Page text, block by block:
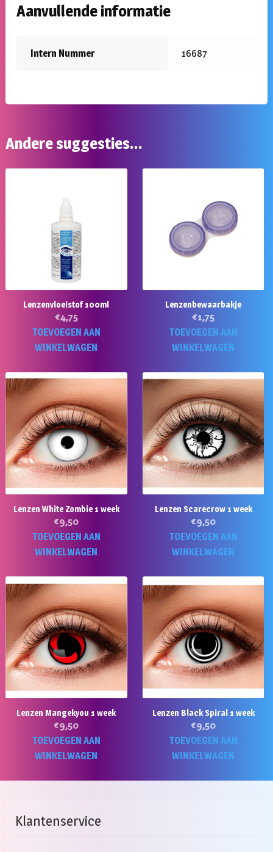
Aanvullende informatie
Intern Nummer 16687
Andere suggesties…
Lenzenvloeistof 100ml
€4,75
TOEVOEGEN AAN
WINKELWAGEN
Lenzenbewaarbakje
€1,75
TOEVOEGEN AAN
WINKELWAGEN
Lenzen White Zombie 1 week
€9,50
TOEVOEGEN AAN
WINKELWAGEN
Lenzen Scarecrow 1 week
€9,50
TOEVOEGEN AAN
WINKELWAGEN
Lenzen Mangekyou 1 week
€9,50
TOEVOEGEN AAN
WINKELWAGEN
Lenzen Black Spiral 1 week
€9,50
TOEVOEGEN AAN
WINKELWAGEN
Klantenservice